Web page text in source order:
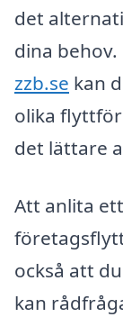
det
dina behov.
zzb.se kan
olika
det lättare
Att anlita
också att
kan